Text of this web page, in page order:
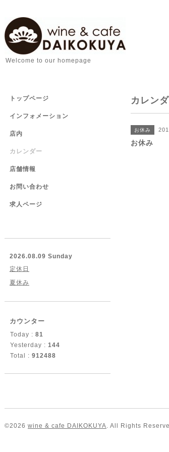
Welcome to our homepage
カレン
お休み
お休み
トップページ
インフォメーション
店内
カレンダー
店舗情報
お問い合わせ
求人ページ
2026.08.09 Sunday
定休日
夏休み
カウンター
Today : 81
Yesterday : 144
Total : 912488
©2026 wine & cafe DAIKOKUYA. All Rights